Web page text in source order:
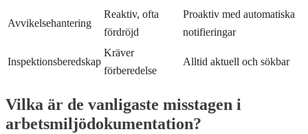
Avvikelsehantering
Reaktiv, ofta
fördröjd
Proaktiv med automatiska
notifieringar
Inspektionsberedskap
Kräver
förberedelse
Alltid aktuell och sökbar
Vilka är de vanligaste misstagen i
arbetsmiljödokumentation?